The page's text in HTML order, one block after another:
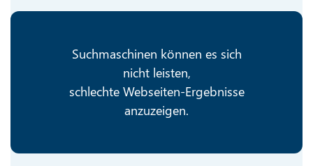
Suchmaschinen können es sich
nicht leisten,
schlechte Webseiten-Ergebnisse
anzuzeigen.